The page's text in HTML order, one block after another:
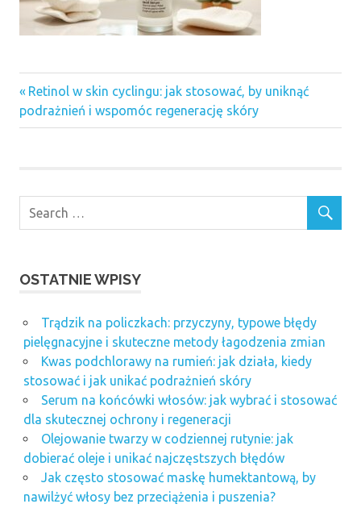
Nawigacja
wpisu
Previous
Post:
Retinol w skin cyclingu: jak stosować, by uniknąć
podrażnień i wspomóc regenerację skóry
OSTATNIE WPISY
Trądzik na policzkach: przyczyny, typowe błędy
pielęgnacyjne i skuteczne metody łagodzenia zmian
Kwas podchlorawy na rumień: jak działa, kiedy
stosować i jak unikać podrażnień skóry
Serum na końcówki włosów: jak wybrać i stosować
dla skutecznej ochrony i regeneracji
Olejowanie twarzy w codziennej rutynie: jak
dobierać oleje i unikać najczęstszych błędów
Jak często stosować maskę humektantową, by
nawilżyć włosy bez przeciążenia i puszenia?